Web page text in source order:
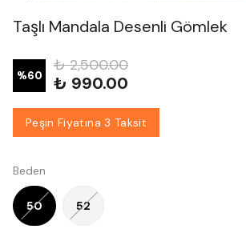
Taşlı Mandala Desenli Gömlek
%60
₺ 2,500.00
₺ 990.00
Peşin Fiyatına 3 Taksit
Beden
50 52